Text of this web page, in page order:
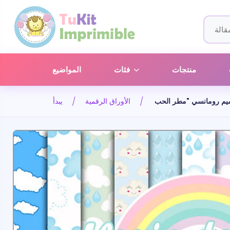
المواضيع فئات منتجات
يبدأ الأوراق الرقمية